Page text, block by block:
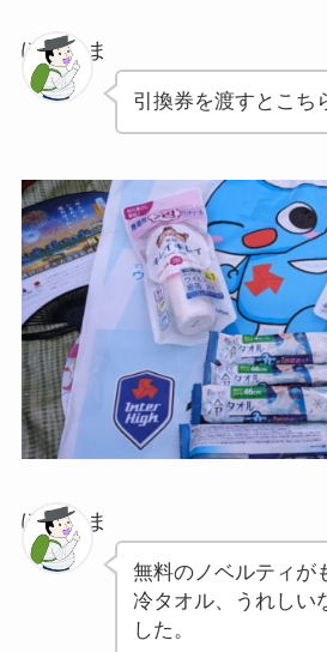
ぽちゃま
引換券を渡すとこち
ぽちゃま
無料のノベルティが
冷タオル、うれしい
した。